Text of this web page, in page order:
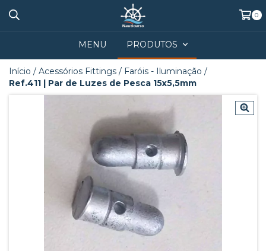
0
MENU PRODUTOS
Início / Acessórios Fittings / Faróis - Iluminação /
Ref.411 | Par de Luzes de Pesca 15x5,5mm